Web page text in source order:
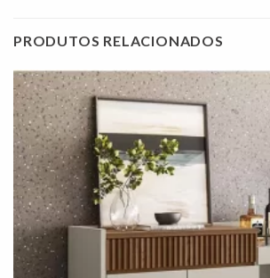
PRODUTOS RELACIONADOS